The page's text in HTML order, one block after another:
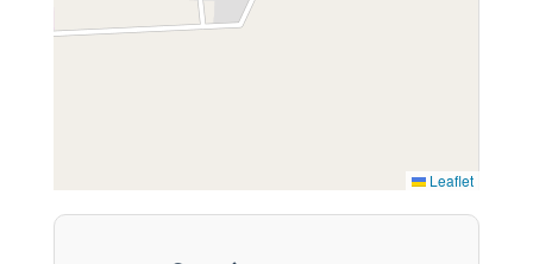
Leaflet